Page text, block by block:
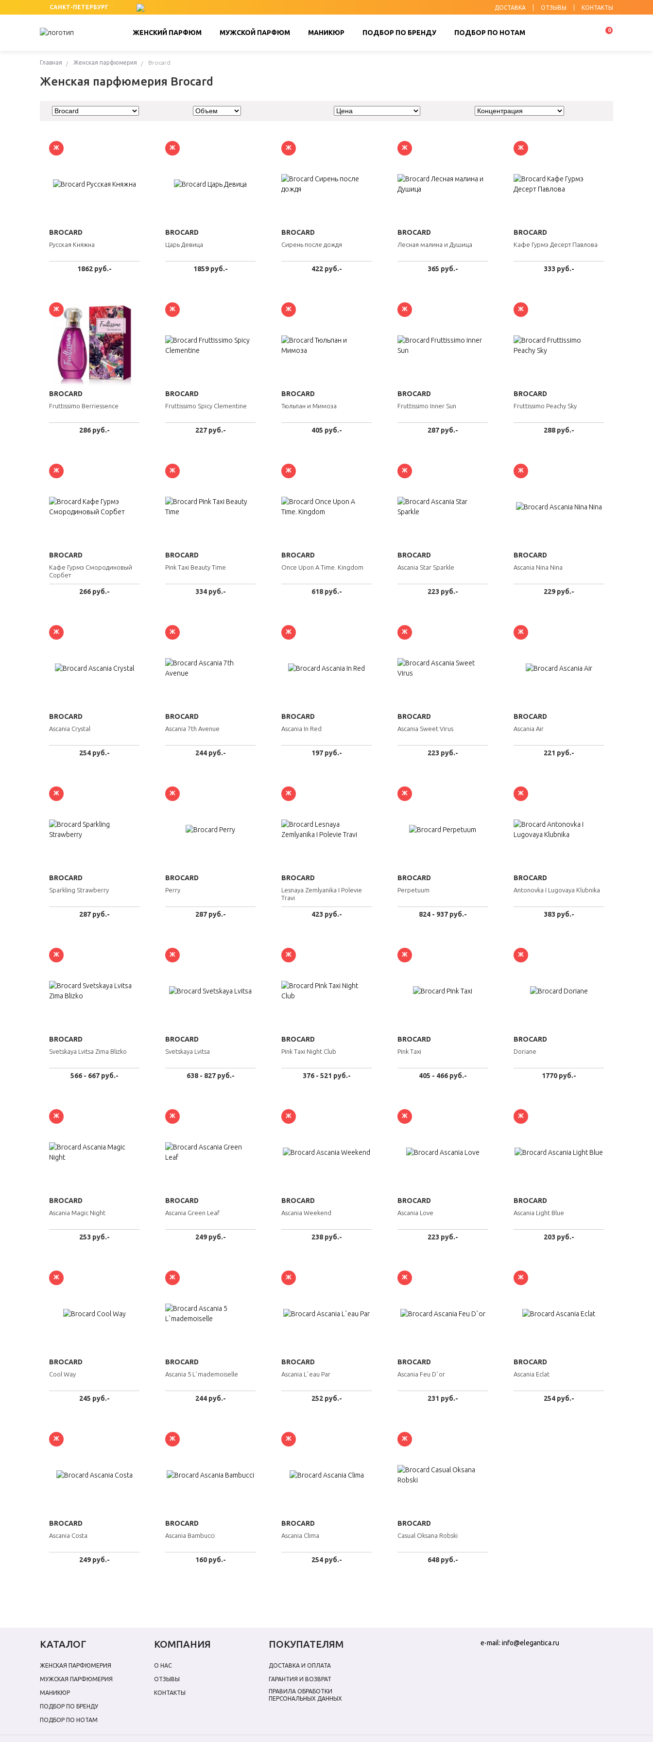
САНКТ-ПЕТЕРБУРГ ДОСТАВКА ОТЗЫВЫ КОНТАКТЫ
ЖЕНСКИЙ ПАРФЮМ МУЖСКОЙ ПАРФЮМ МАНИКЮР ПОДБОР ПО БРЕНДУ ПОДБОР ПО НОТАМ 0
Главная Женская парфюмерия Brocard
Женская парфюмерия Brocard
Ж
BROCARD
Русская Княжна
1862 руб.-
Ж
BROCARD
Царь Девица
1859 руб.-
Ж
BROCARD
Сирень после дождя
422 руб.-
Ж
BROCARD
Лесная малина и Душица
365 руб.-
Ж
BROCARD
Кафе Гурмэ Десерт Павлова
333 руб.-
Ж
BROCARD
Fruttissimo Berriessence
286 руб.-
Ж
BROCARD
Fruttissimo Spicy Clementine
227 руб.-
Ж
BROCARD
Тюльпан и Мимоза
405 руб.-
Ж
BROCARD
Fruttissimo Inner Sun
287 руб.-
Ж
BROCARD
Fruttissimo Peachy Sky
288 руб.-
Ж
BROCARD
Кафе Гурмэ Смородиновый
Сорбет
266 руб.-
Ж
BROCARD
Pink Taxi Beauty Time
334 руб.-
Ж
BROCARD
Once Upon A Time. Kingdom
618 руб.-
Ж
BROCARD
Ascania Star Sparkle
223 руб.-
Ж
BROCARD
Ascania Nina Nina
229 руб.-
Ж
BROCARD
Ascania Crystal
254 руб.-
Ж
BROCARD
Ascania 7th Avenue
244 руб.-
Ж
BROCARD
Ascania In Red
197 руб.-
Ж
BROCARD
Ascania Sweet Virus
223 руб.-
Ж
BROCARD
Ascania Air
221 руб.-
Ж
BROCARD
Sparkling Strawberry
287 руб.-
Ж
BROCARD
Perry
287 руб.-
Ж
BROCARD
Lesnaya Zemlyanika I Polevie
Travi
423 руб.-
Ж
BROCARD
Perpetuum
824 - 937 руб.-
Ж
BROCARD
Antonovka I Lugovaya Klubnika
383 руб.-
Ж
BROCARD
Svetskaya Lvitsa Zima Blizko
566 - 667 руб.-
Ж
BROCARD
Svetskaya Lvitsa
638 - 827 руб.-
Ж
BROCARD
Pink Taxi Night Club
376 - 521 руб.-
Ж
BROCARD
Pink Taxi
405 - 466 руб.-
Ж
BROCARD
Doriane
1770 руб.-
Ж
BROCARD
Ascania Magic Night
253 руб.-
Ж
BROCARD
Ascania Green Leaf
249 руб.-
Ж
BROCARD
Ascania Weekend
238 руб.-
Ж
BROCARD
Ascania Love
223 руб.-
Ж
BROCARD
Ascania Light Blue
203 руб.-
Ж
BROCARD
Cool Way
245 руб.-
Ж
BROCARD
Ascania 5 L`mademoiselle
244 руб.-
Ж
BROCARD
Ascania L`eau Par
252 руб.-
Ж
BROCARD
Ascania Feu D`or
231 руб.-
Ж
BROCARD
Ascania Eclat
254 руб.-
Ж
BROCARD
Ascania Costa
249 руб.-
Ж
BROCARD
Ascania Bambucci
160 руб.-
Ж
BROCARD
Ascania Clima
254 руб.-
Ж
BROCARD
Casual Oksana Robski
648 руб.-
КАТАЛОГ
ЖЕНСКАЯ ПАРФЮМЕРИЯ
МУЖСКАЯ ПАРФЮМЕРИЯ
МАНИКЮР
ПОДБОР ПО БРЕНДУ
ПОДБОР ПО НОТАМ
КОМПАНИЯ
О НАС
ОТЗЫВЫ
КОНТАКТЫ
ПОКУПАТЕЛЯМ
ДОСТАВКА И ОПЛАТА
ГАРАНТИЯ И ВОЗВРАТ
ПРАВИЛА ОБРАБОТКИ
ПЕРСОНАЛЬНЫХ ДАННЫХ
e-mail: info@elegantica.ru